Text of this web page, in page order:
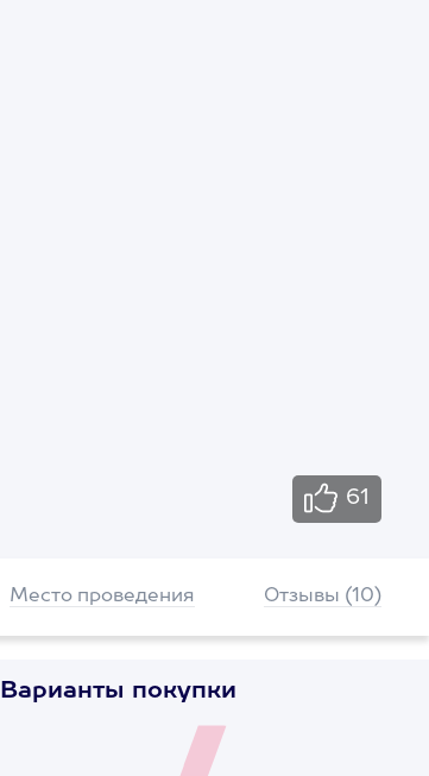
61
Место проведения Отзывы (10)
Варианты покупки